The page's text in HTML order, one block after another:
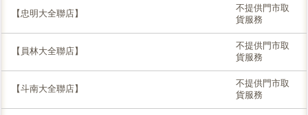
【忠明大全聯店】
不提供門市取
貨服務
【員林大全聯店】
不提供門市取
貨服務
【斗南大全聯店】
不提供門市取
貨服務